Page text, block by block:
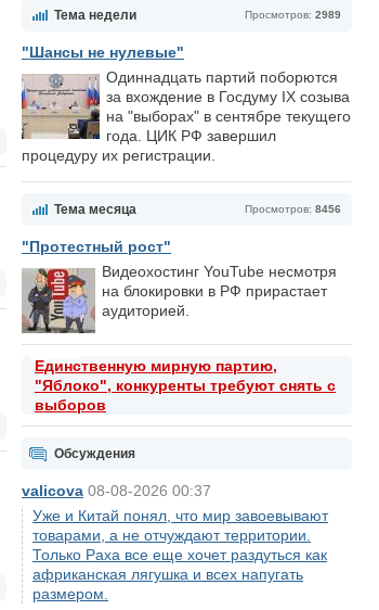
Просмотров: 2989
Тема недели
"Шансы не нулевые"
Одиннадцать партий поборются
за вхождение в Госдуму IX созыва
на "выборах" в сентябре текущего
года. ЦИК РФ завершил
процедуру их регистрации.
Просмотров: 8456
Тема месяца
"Протестный рост"
Видеохостинг YouTube несмотря
на блокировки в РФ прирастает
аудиторией.
Единственную мирную партию,
"Яблоко", конкуренты требуют снять с
выборов
Обсуждения
valicova 08-08-2026 00:37
Уже и Китай понял, что мир завоевывают
товарами, а не отчуждают территории.
Только Раха все еще хочет раздуться как
африканская лягушка и всех напугать
размером.